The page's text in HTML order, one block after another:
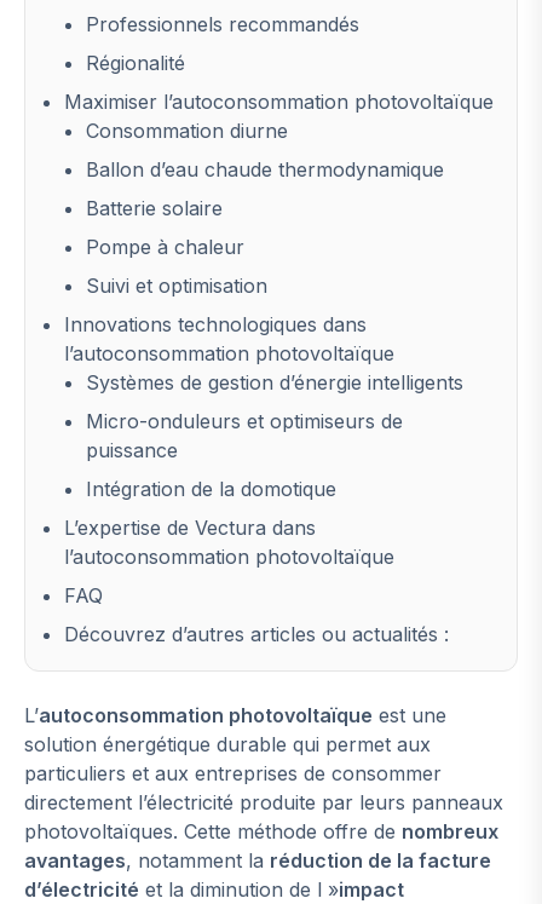
Professionnels recommandés
Régionalité
Maximiser l’autoconsommation photovoltaïque
Consommation diurne
Ballon d’eau chaude thermodynamique
Batterie solaire
Pompe à chaleur
Suivi et optimisation
Innovations technologiques dans
l’autoconsommation photovoltaïque
Systèmes de gestion d’énergie intelligents
Micro-onduleurs et optimiseurs de
puissance
Intégration de la domotique
L’expertise de Vectura dans
l’autoconsommation photovoltaïque
FAQ
Découvrez d’autres articles ou actualités :
L’autoconsommation photovoltaïque est une
solution énergétique durable qui permet aux
particuliers et aux entreprises de consommer
directement l’électricité produite par leurs panneaux
photovoltaïques. Cette méthode offre de nombreux
avantages, notamment la réduction de la facture
d’électricité et la diminution de l »impact